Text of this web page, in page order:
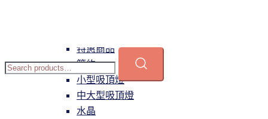
特惠商品
簡約
小型吸頂燈
中大型吸頂燈
水晶